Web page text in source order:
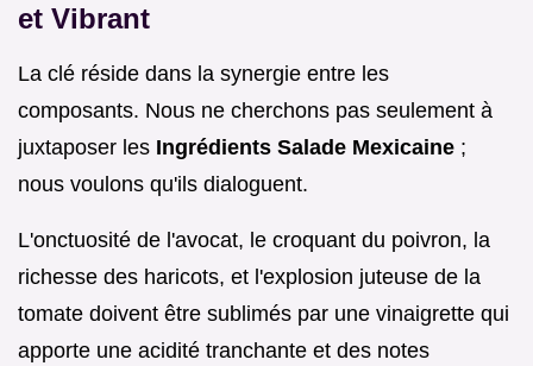
et Vibrant
La clé réside dans la synergie entre les
composants. Nous ne cherchons pas seulement à
juxtaposer les Ingrédients Salade Mexicaine ;
nous voulons qu'ils dialoguent.
L'onctuosité de l'avocat, le croquant du poivron, la
richesse des haricots, et l'explosion juteuse de la
tomate doivent être sublimés par une vinaigrette qui
apporte une acidité tranchante et des notes